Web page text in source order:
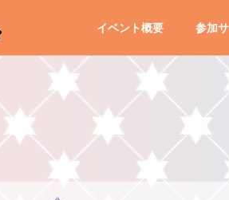
イベント概要 参加